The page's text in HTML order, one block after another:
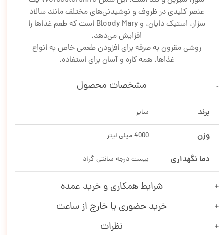
عنصر کلیدی در ظروف و نوشیدنی‌های مختلف مانند سالاد
سزار، استیک دایان، و Bloody Mary است که طعم غذاها را
افزایش می‌دهد.
روشی مقرون به صرفه برای افزودن طعمی خاص به انواع
غذاها. همه کاره و آسان برای استفاده.
مشخصات محصول
برند سایر
وزن 4000 میلی لیتر
دما نگهداری بیست درجه سانتی گراد
شرایط همکاری و خرید عمده
خرید حضوری یا خارج از ساعت
نظرات